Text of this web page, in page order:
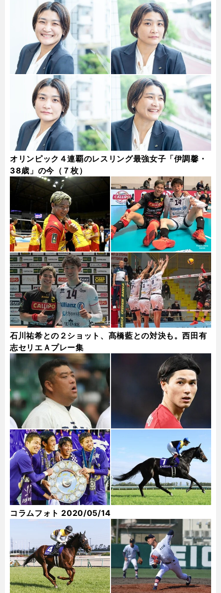
オリンピック４連覇のレスリング最強女子「伊調馨・
38歳」の今（７枚）
石川祐希との２ショット、髙橋藍との対決も。西田有
志セリエＡプレー集
コラムフォト 2020/05/14